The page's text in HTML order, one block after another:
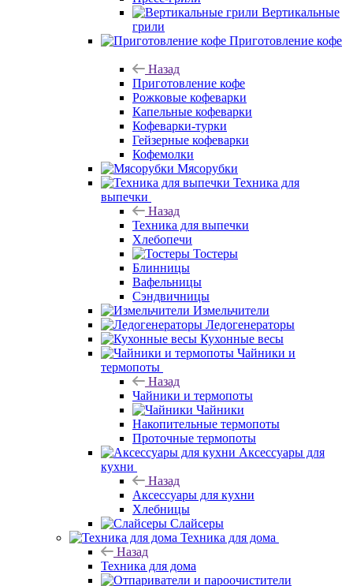
Вертикальные
грили
Приготовление кофе
Назад
Приготовление кофе
Рожковые кофеварки
Капельные кофеварки
Кофеварки-турки
Гейзерные кофеварки
Кофемолки
Мясорубки
Техника для
выпечки
Назад
Техника для выпечки
Хлебопечи
Тостеры
Блинницы
Вафельницы
Сэндвичницы
Измельчители
Ледогенераторы
Кухонные весы
Чайники и
термопоты
Назад
Чайники и термопоты
Чайники
Накопительные термопоты
Проточные термопоты
Аксессуары для
кухни
Назад
Аксессуары для кухни
Хлебницы
Слайсеры
Техника для дома
Назад
Техника для дома